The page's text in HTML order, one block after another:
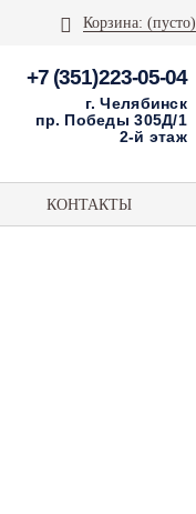
Корзина: (пусто)
+7 (351)223-05-04
г. Челябинск
пр. Победы 305Д/1
2-й этаж
КОНТАКТЫ